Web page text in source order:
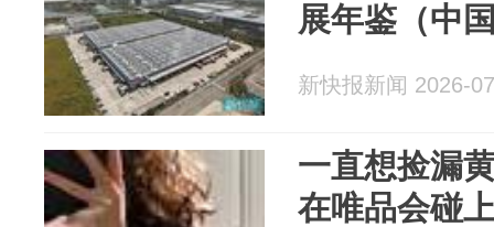
展年鉴（中
新快报新闻 2026-
一直想捡漏
在唯品会碰